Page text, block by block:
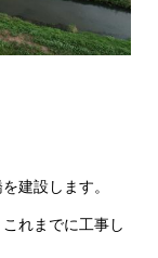
建設します。
れまでに工事し